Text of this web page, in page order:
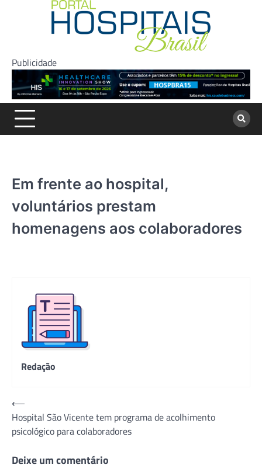
Publicidade
Em frente ao hospital,
voluntários prestam
homenagens aos colaboradores
Redação
Navegação
de
Post
⟵
Hospital São Vicente tem programa de acolhimento
psicológico para colaboradores
Deixe um comentário